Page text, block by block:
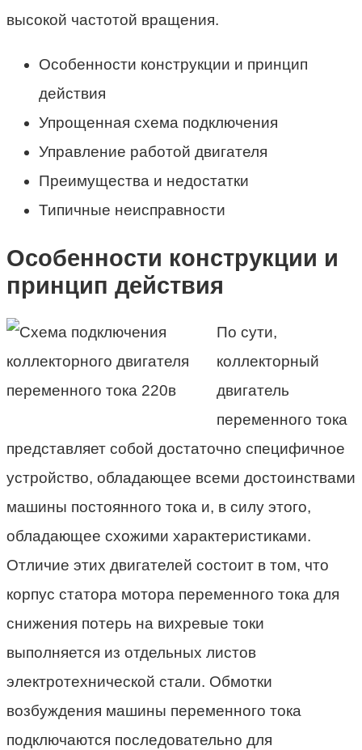
высокой частотой вращения.
Особенности конструкции и принцип
действия
Упрощенная схема подключения
Управление работой двигателя
Преимущества и недостатки
Типичные неисправности
Особенности конструкции и
принцип действия
По сути,
коллекторный
двигатель
переменного тока
представляет собой достаточно специфичное
устройство, обладающее всеми достоинствами
машины постоянного тока и, в силу этого,
обладающее схожими характеристиками.
Отличие этих двигателей состоит в том, что
корпус статора мотора переменного тока для
снижения потерь на вихревые токи
выполняется из отдельных листов
электротехнической стали. Обмотки
возбуждения машины переменного тока
подключаются последовательно для